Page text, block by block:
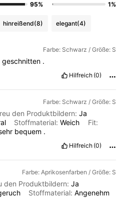
95%
1%
hinreißend(8) elegant(4)
Farbe: Schwarz / Größe: S
geschnitten .
Hilfreich (0)
Farbe: Schwarz / Größe: S
den Produktbildern:Ja
Stoffmaterial:Weich
Fit:
bequem .
Hilfreich (0)
Farbe: Aprikosenfarben / Größe: S
den Produktbildern:Ja
Stoffmaterial:Angenehm